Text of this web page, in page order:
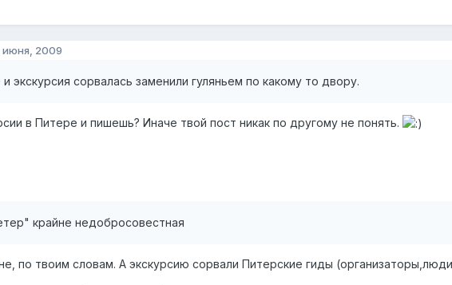
июня, 2009
экскурсия сорвалась заменили гуляньем по какому то двору.
в Питере и пишешь? Иначе твой пост никак по другому не понять.
крайне недобросовестная
по твоим словам. А экскурсию сорвали Питерские гиды